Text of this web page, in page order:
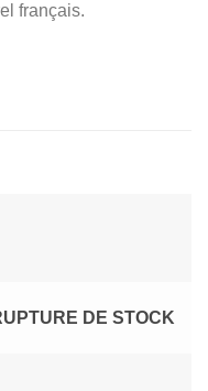
français.
DE STOCK